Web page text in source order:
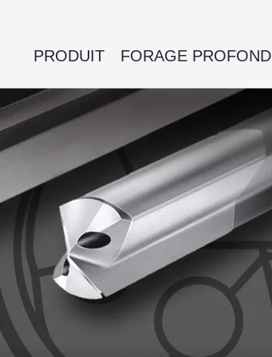
PRODUIT FORAGE PROFOND